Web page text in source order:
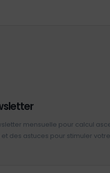
mensuelle pour calcul
des astuces pour stimuler